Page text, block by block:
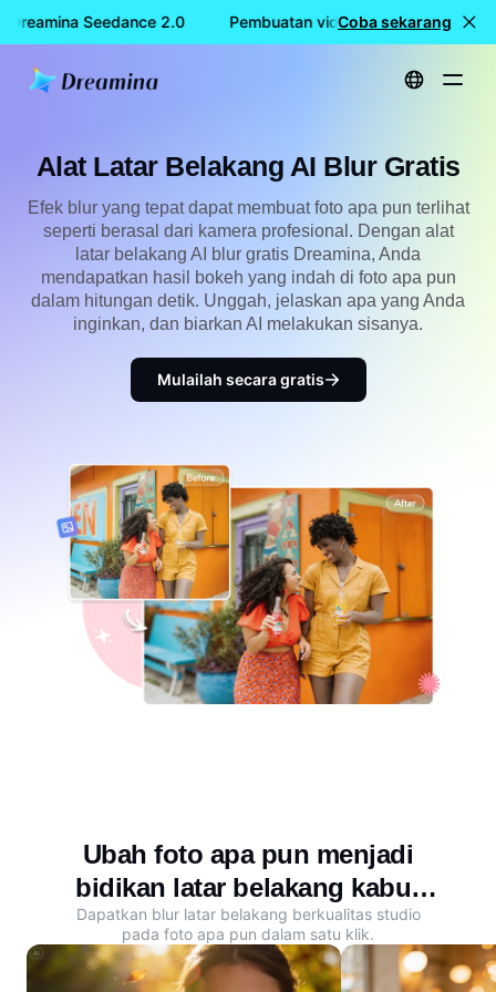
Seedance 2.0 Pembuatan video GRATIS dengan
Coba sekarang
Beranda Membuat Alat Latar Belakang AI Blur Gratis
Alat Latar Belakang AI Blur Gratis
Efek blur yang tepat dapat membuat foto apa pun terlihat
seperti berasal dari kamera profesional. Dengan alat
latar belakang AI blur gratis Dreamina, Anda
mendapatkan hasil bokeh yang indah di foto apa pun
dalam hitungan detik. Unggah, jelaskan apa yang Anda
inginkan, dan biarkan AI melakukan sisanya.
Mulailah secara gratis
Ubah foto apa pun menjadi
bidikan latar belakang kabur
yang menakjubkan
Dapatkan blur latar belakang berkualitas studio
pada foto apa pun dalam satu klik.